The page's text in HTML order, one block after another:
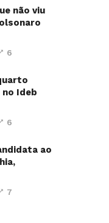
não viu
6
no Ideb
6
ao
7